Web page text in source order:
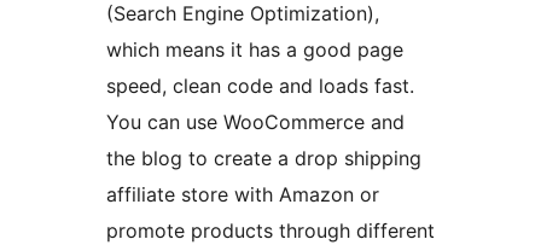
(Search Engine Optimization),
which means it has a good page
speed, clean code and loads fast.
You can use WooCommerce and
the blog to create a drop shipping
affiliate store with Amazon or
promote products through different